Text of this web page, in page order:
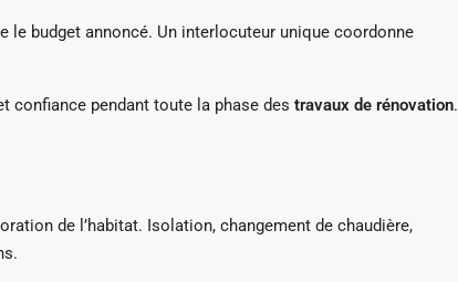
le budget annoncé. Un interlocuteur unique coordonne
confiance pendant toute la phase des travaux de rénovation.
de l’habitat. Isolation, changement de chaudière,